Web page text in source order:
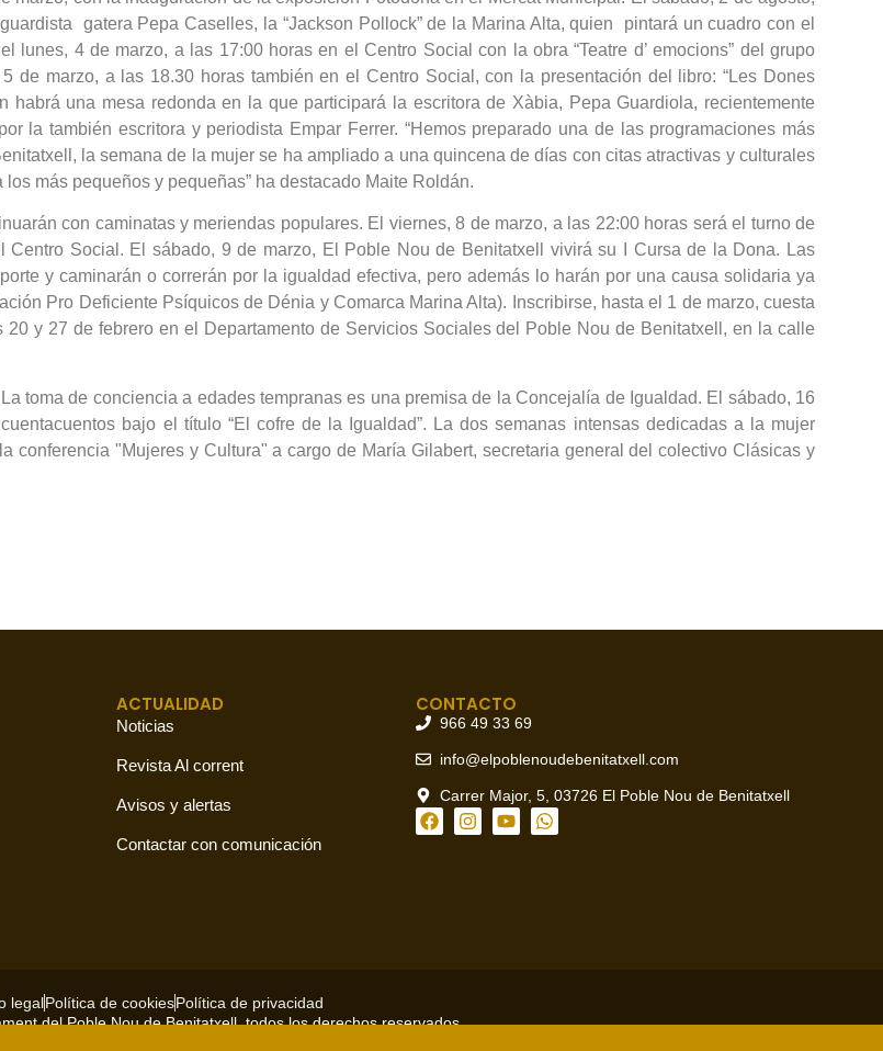
gatera Pepa Caselles, la “Jackson Pollock” de la Marina Alta, quien pintará un cuadro con el
lunes, 4 de marzo, a las 17:00 horas en el Centro Social con la obra “Teatre d’ emocions” del grupo
de marzo, a las 18.30 horas también en el Centro Social, con la presentación del libro: “Les Dones
habrá una mesa redonda en la que participará la escritora de Xàbia, Pepa Guardiola, recientemente
la también escritora y periodista Empar Ferrer. “Hemos preparado una de las programaciones más
la semana de la mujer se ha ampliado a una quincena de días con citas atractivas y culturales
más pequeños y pequeñas” ha destacado Maite Roldán.
con caminatas y meriendas populares. El viernes, 8 de marzo, a las 22:00 horas será el turno de
Centro Social. El sábado, 9 de marzo, El Poble Nou de Benitatxell vivirá su I Cursa de la Dona. Las
y caminarán o correrán por la igualdad efectiva, pero además lo harán por una causa solidaria ya
Pro Deficiente Psíquicos de Dénia y Comarca Marina Alta). Inscribirse, hasta el 1 de marzo, cuesta
y 27 de febrero en el Departamento de Servicios Sociales del Poble Nou de Benitatxell, en la calle
toma de conciencia a edades tempranas es una premisa de la Concejalía de Igualdad. El sábado, 16
bajo el título “El cofre de la Igualdad”. La dos semanas intensas dedicadas a la mujer
conferencia "Mujeres y Cultura" a cargo de María Gilabert, secretaria general del colectivo Clásicas y
ACTUALIDAD
Noticias
Revista Al corrent
Avisos y alertas
Contactar con comunicación
CONTACTO
966 49 33 69
info@elpoblenoudebenitatxell.com
Carrer Major, 5, 03726 El Poble Nou de Benitatxell
legalPolítica de cookiesPolítica de privacidad
del Poble Nou de Benitatxell, todos los derechos reservados